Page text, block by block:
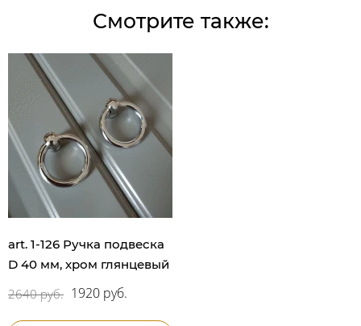
Смотрите также:
art. 1-126 Ручка подвеска
D 40 мм, хром глянцевый
2640 руб. 1920 руб.